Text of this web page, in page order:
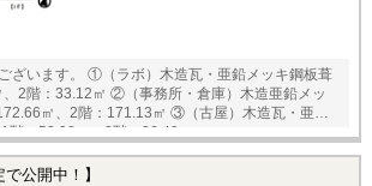
ざいます。 ①（ラボ）木造瓦・亜鉛メッキ鋼板葺
、2階：33.12㎡ ②（事務所・倉庫）木造亜鉛メッ
㎡、2階：171.13㎡ ③（古屋）木造瓦・亜鉛
階：52.98㎡、2階：26.49㎡
で公開中！】